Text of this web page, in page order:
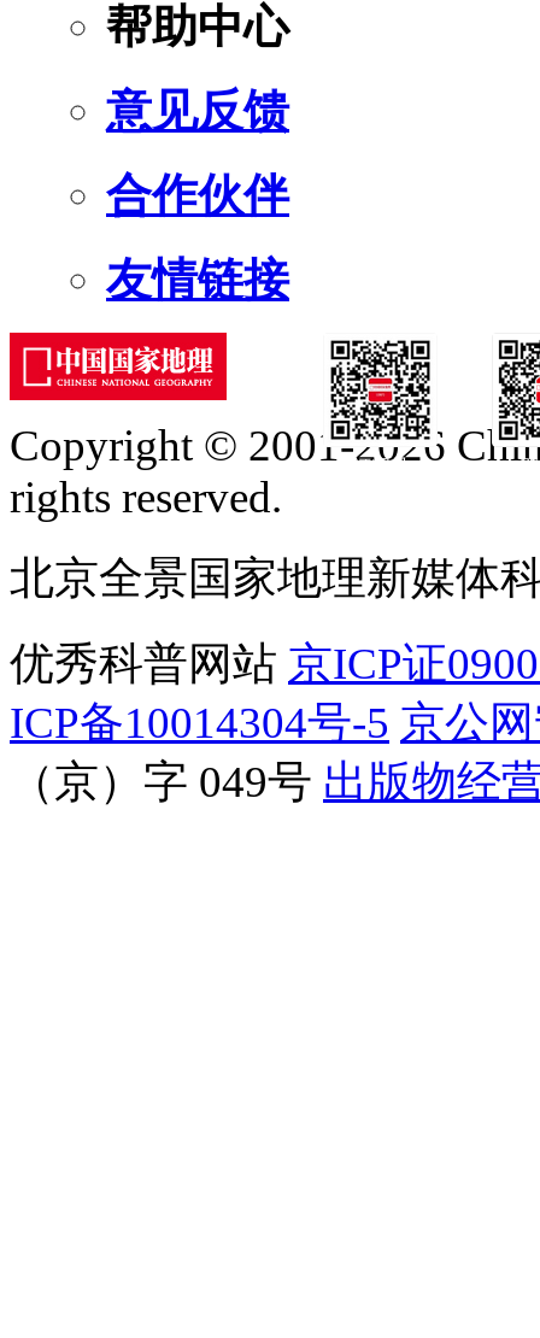
帮助中心
意见反馈
合作伙伴
友情链接
订阅号
Copyright © 2001-2026
rights reserved.
北京全景国家地理新媒体
优秀科普网站 京ICP证
ICP备10014304号-5 京公
（京）字 049号 出版物经